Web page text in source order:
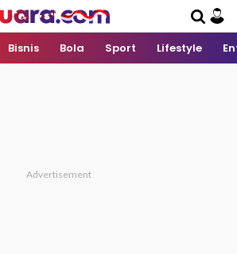
Bisnis Bola Sport Lifestyle